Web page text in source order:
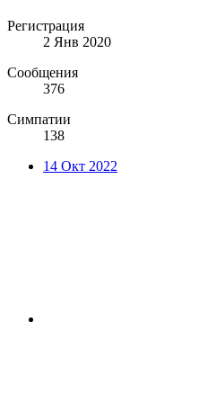
Регистрация
2 Янв 2020
Сообщения
376
Симпатии
138
14 Окт 2022